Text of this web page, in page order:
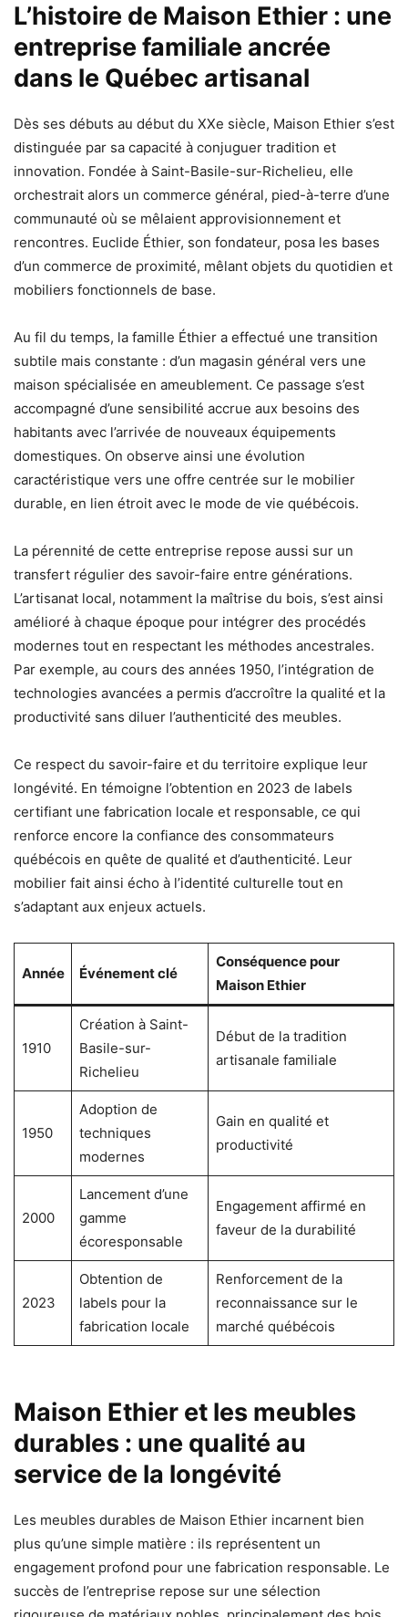
L’histoire de Maison Ethier : une
entreprise familiale ancrée
dans le Québec artisanal
Dès ses débuts au début du XXe siècle, Maison Ethier s’est
distinguée par sa capacité à conjuguer tradition et
innovation. Fondée à Saint-Basile-sur-Richelieu, elle
orchestrait alors un commerce général, pied-à-terre d’une
communauté où se mêlaient approvisionnement et
rencontres. Euclide Éthier, son fondateur, posa les bases
d’un commerce de proximité, mêlant objets du quotidien et
mobiliers fonctionnels de base.
Au fil du temps, la famille Éthier a effectué une transition
subtile mais constante : d’un magasin général vers une
maison spécialisée en ameublement. Ce passage s’est
accompagné d’une sensibilité accrue aux besoins des
habitants avec l’arrivée de nouveaux équipements
domestiques. On observe ainsi une évolution
caractéristique vers une offre centrée sur le mobilier
durable, en lien étroit avec le mode de vie québécois.
La pérennité de cette entreprise repose aussi sur un
transfert régulier des savoir-faire entre générations.
L’artisanat local, notamment la maîtrise du bois, s’est ainsi
amélioré à chaque époque pour intégrer des procédés
modernes tout en respectant les méthodes ancestrales.
Par exemple, au cours des années 1950, l’intégration de
technologies avancées a permis d’accroître la qualité et la
productivité sans diluer l’authenticité des meubles.
Ce respect du savoir-faire et du territoire explique leur
longévité. En témoigne l’obtention en 2023 de labels
certifiant une fabrication locale et responsable, ce qui
renforce encore la confiance des consommateurs
québécois en quête de qualité et d’authenticité. Leur
mobilier fait ainsi écho à l’identité culturelle tout en
s’adaptant aux enjeux actuels.
Année Événement clé
Conséquence pour
Maison Ethier
1910
Création à Saint-
Basile-sur-
Richelieu
Début de la tradition
artisanale familiale
1950
Adoption de
techniques
modernes
Gain en qualité et
productivité
2000
Lancement d’une
gamme
écoresponsable
Engagement affirmé en
faveur de la durabilité
2023
Obtention de
labels pour la
fabrication locale
Renforcement de la
reconnaissance sur le
marché québécois
Maison Ethier et les meubles
durables : une qualité au
service de la longévité
Les meubles durables de Maison Ethier incarnent bien
plus qu’une simple matière : ils représentent un
engagement profond pour une fabrication responsable. Le
succès de l’entreprise repose sur une sélection